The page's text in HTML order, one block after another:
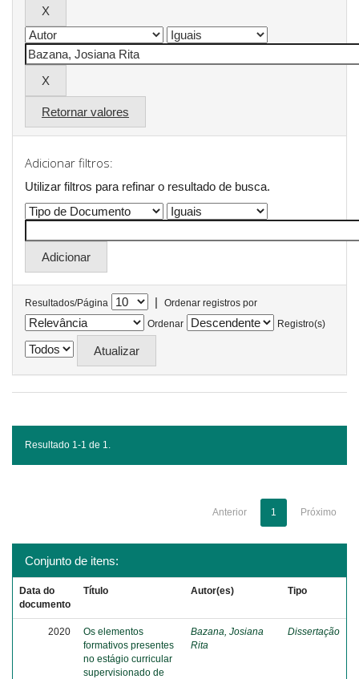
Retornar valores
Adicionar filtros:
Utilizar filtros para refinar o resultado de busca.
Resultados/Página |
Ordenar registros por
Ordenar
Registro(s)
Resultado 1-1 de 1.
Anterior 1 Próximo
Conjunto de itens:
Data do
documento
Título Autor(es) Tipo
2020
Os elementos
formativos presentes
no estágio curricular
supervisionado de
Bazana, Josiana
Rita
Dissertação